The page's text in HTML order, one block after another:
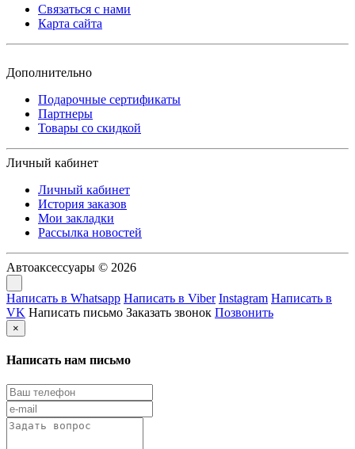
Связаться с нами
Карта сайта
Дополнительно
Подарочные сертификаты
Партнеры
Товары со скидкой
Личный кабинет
Личный кабинет
История заказов
Мои закладки
Рассылка новостей
Автоаксессуары © 2026
Написать в Whatsapp Написать в Viber Instagram Написать в
VK Написать письмо Заказать звонок Позвонить
×
Написать нам письмо